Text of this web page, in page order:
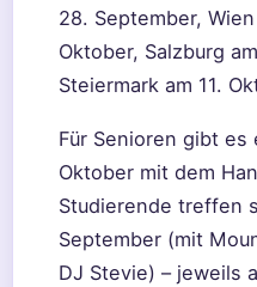
28. September,
Oktober, Salzburg
Steiermark am 11.
Für Senioren gibt es
Oktober mit dem
Studierende treffen
September (mit
DJ Stevie) – jeweils